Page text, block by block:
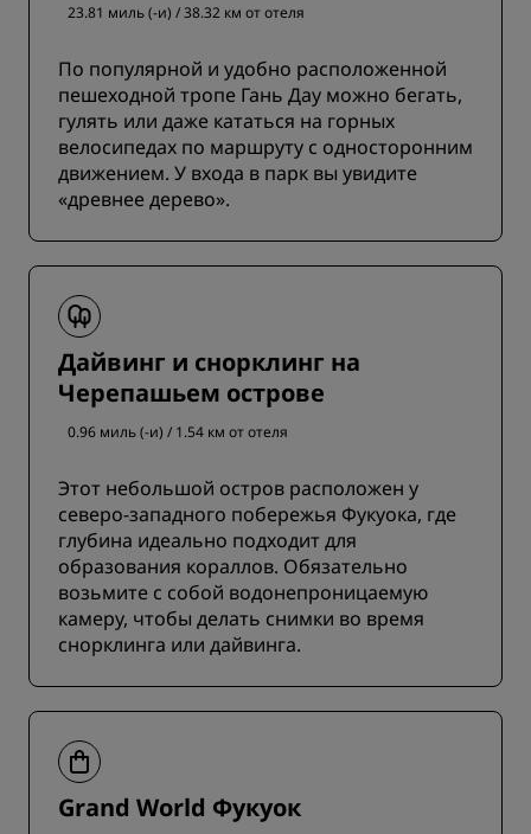
23.81 миль (-и) / 38.32 км от отеля
По популярной и удобно расположенной
пешеходной тропе Гань Дау можно бегать,
гулять или даже кататься на горных
велосипедах по маршруту с односторонним
движением. У входа в парк вы увидите
«древнее дерево».
Дайвинг и снорклинг на
Черепашьем острове
0.96 миль (-и) / 1.54 км от отеля
Этот небольшой остров расположен у
северо-западного побережья Фукуока, где
глубина идеально подходит для
образования кораллов. Обязательно
возьмите с собой водонепроницаемую
камеру, чтобы делать снимки во время
снорклинга или дайвинга.
Grand World Фукуок